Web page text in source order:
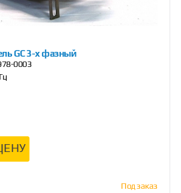
GC 3-х фазный
0003
Под заказ